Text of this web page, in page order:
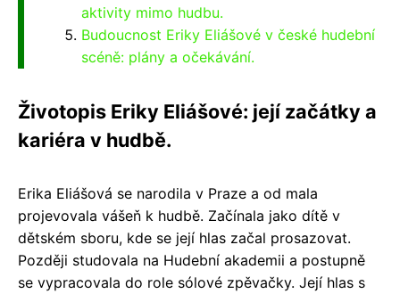
aktivity mimo hudbu.
Budoucnost Eriky Eliášové v české hudební
scéně: plány a očekávání.
Životopis Eriky Eliášové: její začátky a
kariéra v hudbě.
Erika Eliášová se narodila v Praze a od mala
projevovala vášeň k hudbě. Začínala jako dítě v
dětském sboru, kde se její hlas začal prosazovat.
Později studovala na Hudební akademii a postupně
se vypracovala do role sólové zpěvačky. Její hlas s